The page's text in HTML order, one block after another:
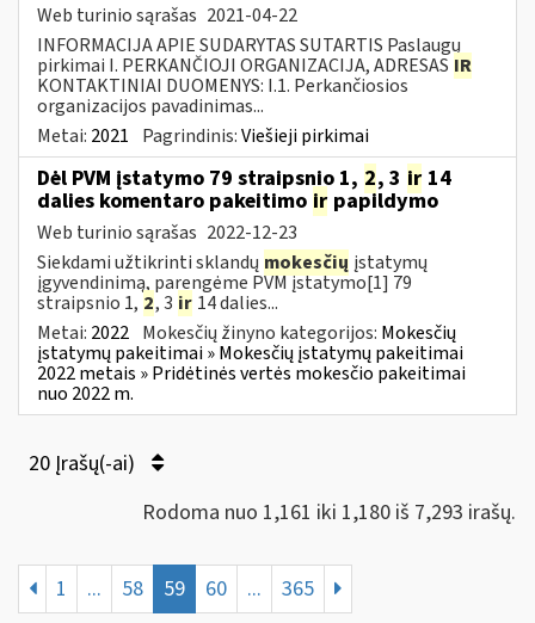
Web turinio sąrašas 2021-04-22
INFORMACIJA APIE SUDARYTAS SUTARTIS Paslaugų
pirkimai I. PERKANČIOJI ORGANIZACIJA, ADRESAS IR
KONTAKTINIAI DUOMENYS: I.1. Perkančiosios
organizacijos pavadinimas...
Metai: 2021 Pagrindinis:Viešieji pirkimai
Dėl PVM įstatymo 79 straipsnio 1, 2, 3 ir 14
dalies komentaro pakeitimo ir papildymo
Web turinio sąrašas 2022-12-23
Siekdami užtikrinti sklandų mokesčių įstatymų
įgyvendinimą, parengėme PVM įstatymo[1] 79
straipsnio 1, 2, 3 ir 14 dalies...
Metai: 2022 Mokesčių žinyno kategorijos: Mokesčių
įstatymų pakeitimai » Mokesčių įstatymų pakeitimai
2022 metais » Pridėtinės vertės mokesčio pakeitimai
nuo 2022 m.
20 Įrašų(-ai)
Rodoma nuo 1,161 iki 1,180 iš 7,293 irašų.
1 ... 58 59 60 ... 365